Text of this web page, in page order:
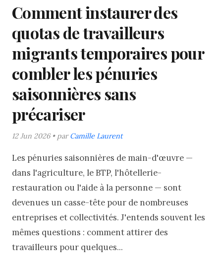
Comment instaurer des
quotas de travailleurs
migrants temporaires pour
combler les pénuries
saisonnières sans
précariser
12 Jun 2026 • parCamille Laurent
Les pénuries saisonnières de main-d'œuvre —
dans l'agriculture, le BTP, l'hôtellerie-
restauration ou l'aide à la personne — sont
devenues un casse-tête pour de nombreuses
entreprises et collectivités. J'entends souvent les
mêmes questions : comment attirer des
travailleurs pour quelques...